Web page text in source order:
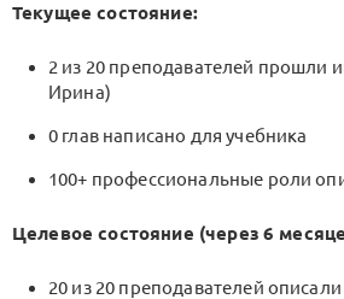
Текущее состояние:
2 из 20 преподавателей прошли
Ирина)
0 глав написано для учебника
100+ профессиональные роли
Целевое состояние (через 6
20 из 20 преподавателей